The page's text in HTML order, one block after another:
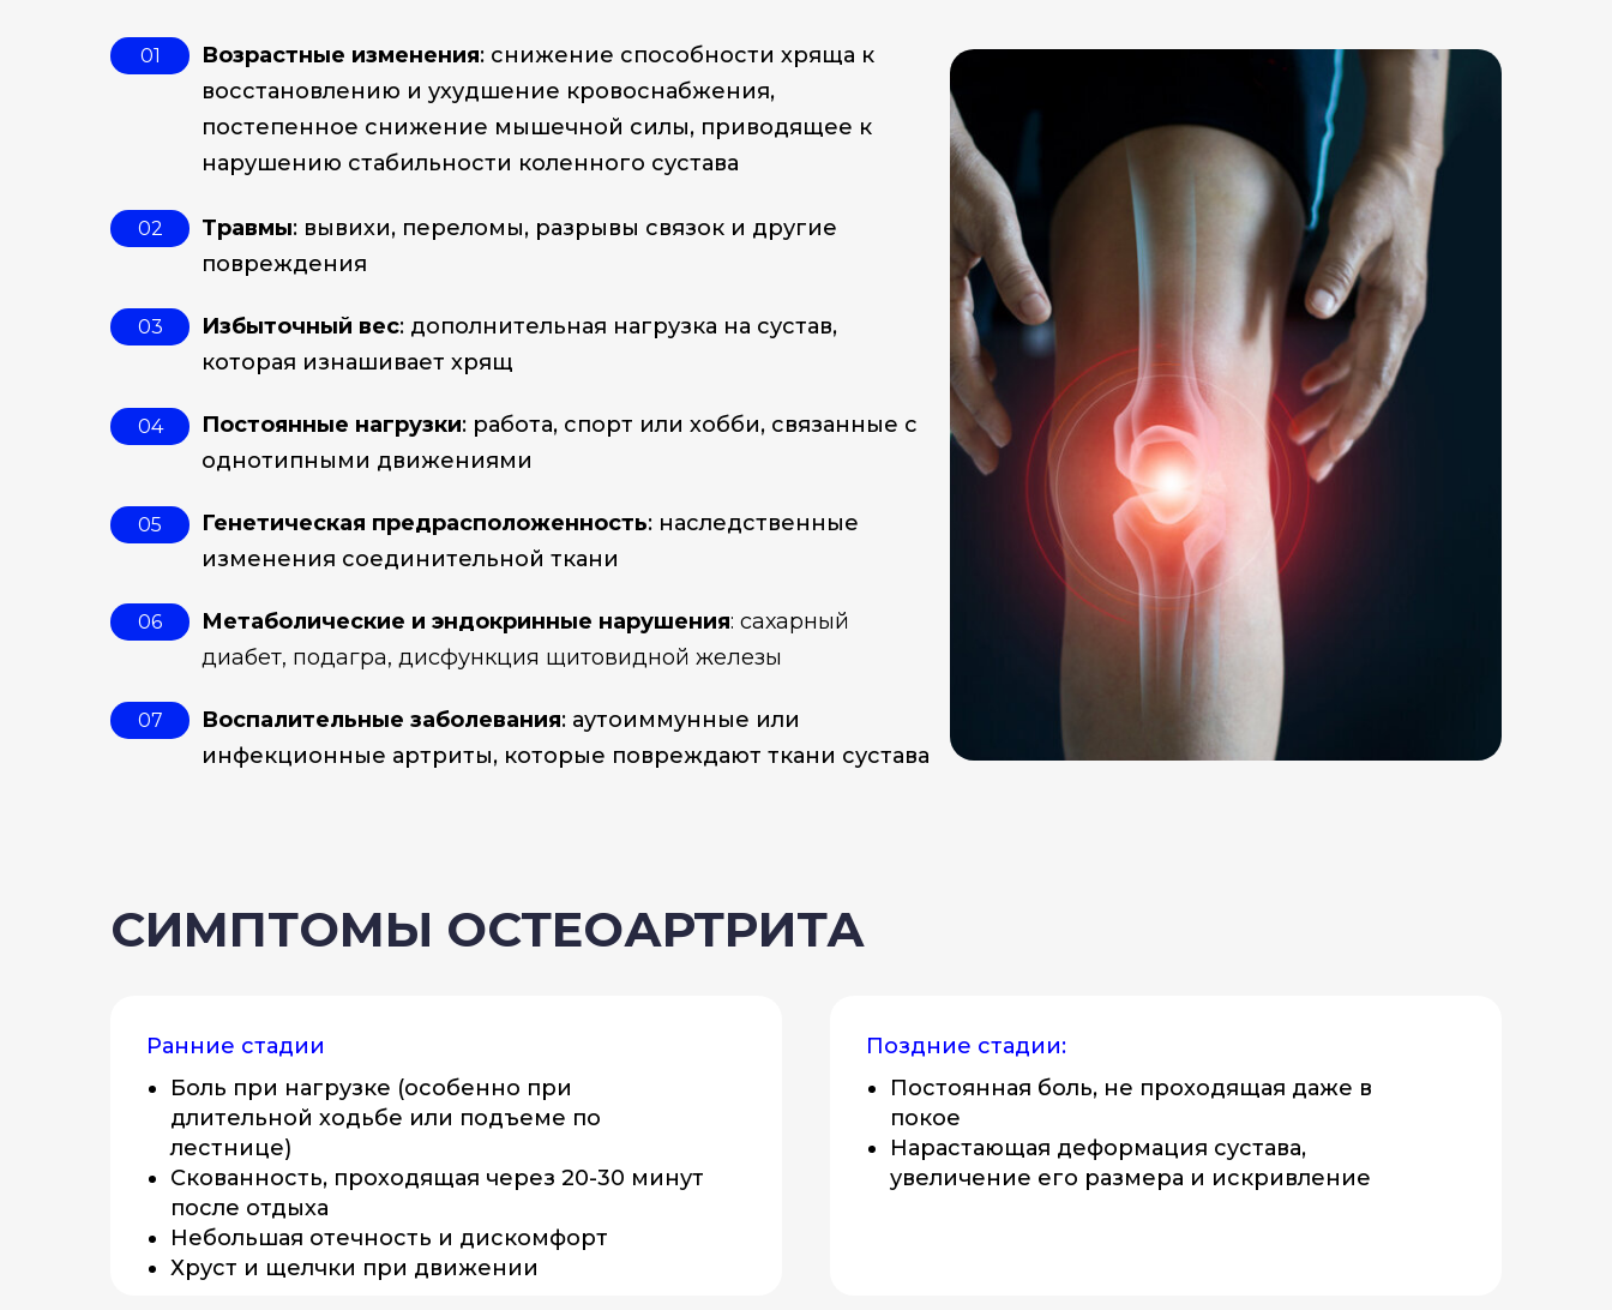
Возрастные изменения: снижение способности хряща к
восстановлению и ухудшение кровоснабжения,
постепенное снижение мышечной силы, приводящее к
нарушению стабильности коленного сустава
Травмы: вывихи, переломы, разрывы связок и другие
повреждения
Избыточный вес: дополнительная нагрузка на сустав,
которая изнашивает хрящ
Постоянные нагрузки: работа, спорт или хобби, связанные с
однотипными движениями
Генетическая предрасположенность: наследственные
изменения соединительной ткани
Метаболические и эндокринные нарушения: сахарный
диабет, подагра, дисфункция щитовидной железы
Воспалительные заболевания: аутоиммунные или
инфекционные артриты, которые повреждают ткани сустава
01
02
03
04
05
06
07
СИМПТОМЫ ОСТЕОАРТРИТА
Ранние стадии
Боль при нагрузке (особенно при
длительной ходьбе или подъеме по
лестнице)
Скованность, проходящая через 20-30 минут
после отдыха
Небольшая отечность и дискомфорт
Хруст и щелчки при движении
Поздние стадии:
Постоянная боль, не проходящая даже в
покое
Нарастающая деформация сустава,
увеличение его размера и искривление